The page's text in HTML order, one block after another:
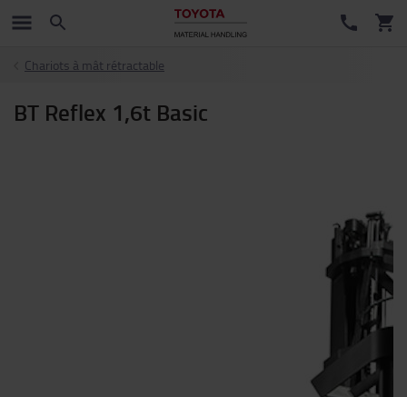
Chariots à mât rétractable
BT Reflex 1,6t Basic